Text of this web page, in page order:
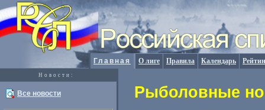
Главная О лиге Правила Календарь
Новости:
Все новости Рыболовные